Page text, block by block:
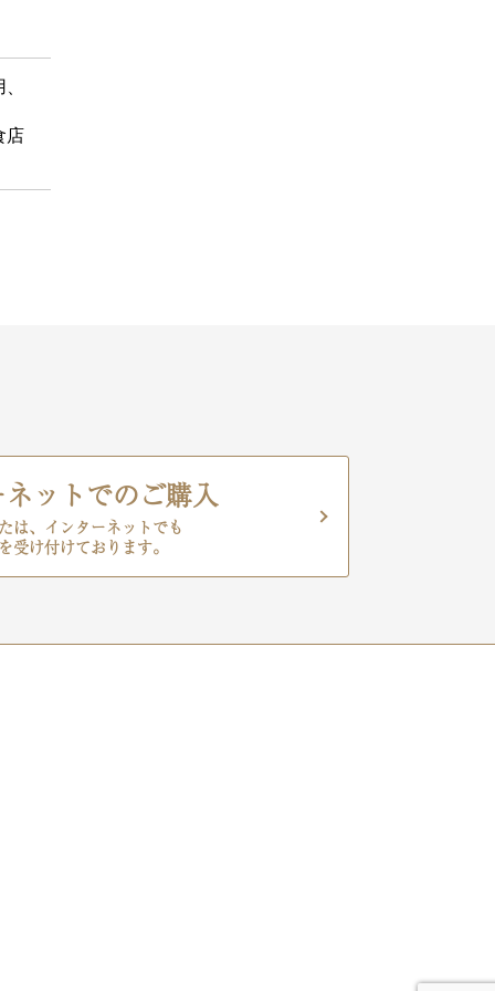
店
ットでのご購入
は、インターネットでも
受け付けております。